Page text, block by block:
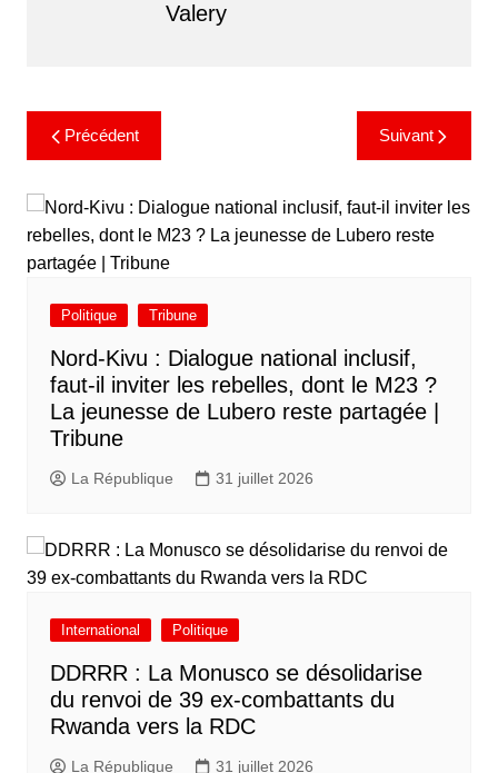
Valery
Précédent Suivant
Politique Tribune
Nord-Kivu : Dialogue national inclusif,
faut-il inviter les rebelles, dont le M23 ?
La jeunesse de Lubero reste partagée |
Tribune
La République 31 juillet 2026
International Politique
DDRRR : La Monusco se désolidarise
du renvoi de 39 ex-combattants du
Rwanda vers la RDC
La République 31 juillet 2026